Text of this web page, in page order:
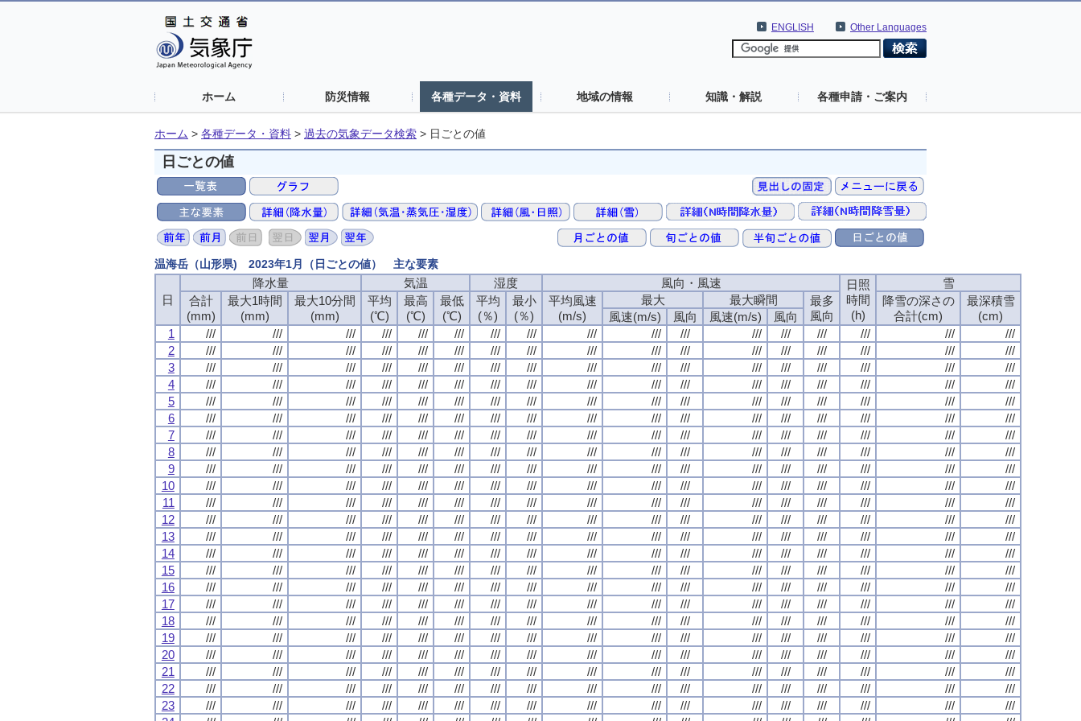
Other Languages
ENGLISH
ホーム 防災情報 各種データ・資料 地域の情報 知識・解説 各種申請・ご案内
ホーム > 各種データ・資料 > 過去の気象データ検索 > 日ごとの値
日ごとの値
温海岳（山形県) 2023年1月（日ごとの値） 主な要素
日
降水量 気温 湿度 風向・風速
日照
時間
(h)
雪
合計
(mm)
最大1時間
(mm)
最大10分間
(mm)
平均
(℃)
最高
(℃)
最低
(℃)
平均
(％)
最小
(％)
平均風速
(m/s)
最大 最大瞬間
最多
風向
降雪の深さの
合計(cm)
最深積雪
(cm)
風速(m/s) 風向 風速(m/s)
風向
1
/// /// /// /// /// /// /// /// /// /// /// /// /// /// /// ///
///
2
/// /// /// /// /// /// /// /// /// /// /// /// /// /// /// ///
///
3
/// /// /// /// /// /// /// /// /// /// /// /// /// /// /// ///
///
4
/// /// /// /// /// /// /// /// /// /// /// /// /// /// /// ///
///
5
/// /// /// /// /// /// /// /// /// /// /// /// /// /// /// ///
///
6
/// /// /// /// /// /// /// /// /// /// /// /// /// /// /// ///
///
7
/// /// /// /// /// /// /// /// /// /// /// /// /// /// /// ///
///
8
/// /// /// /// /// /// /// /// /// /// /// /// /// /// /// ///
///
9
/// /// /// /// /// /// /// /// /// /// /// /// /// /// /// ///
///
10
/// /// /// /// /// /// /// /// /// /// /// /// /// /// /// ///
///
11
/// /// /// /// /// /// /// /// /// /// /// /// /// /// /// ///
///
12
/// /// /// /// /// /// /// /// /// /// /// /// /// /// /// ///
///
13
/// /// /// /// /// /// /// /// /// /// /// /// /// /// /// ///
///
14
/// /// /// /// /// /// /// /// /// /// /// /// /// /// /// ///
///
15
/// /// /// /// /// /// /// /// /// /// /// /// /// /// /// ///
///
16
/// /// /// /// /// /// /// /// /// /// /// /// /// /// /// ///
///
17
/// /// /// /// /// /// /// /// /// /// /// /// /// /// /// ///
///
18
/// /// /// /// /// /// /// /// /// /// /// /// /// /// /// ///
///
19
/// /// /// /// /// /// /// /// /// /// /// /// /// /// /// ///
///
20
/// /// /// /// /// /// /// /// /// /// /// /// /// /// /// ///
///
21
/// /// /// /// /// /// /// /// /// /// /// /// /// /// /// ///
///
22
/// /// /// /// /// /// /// /// /// /// /// /// /// /// /// ///
///
23
/// /// /// /// /// /// /// /// /// /// /// /// /// /// /// ///
///